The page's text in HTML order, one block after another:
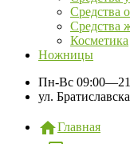
Средства
Средства
Косметика
Ножницы
Пн-Вс
ул.
Главная